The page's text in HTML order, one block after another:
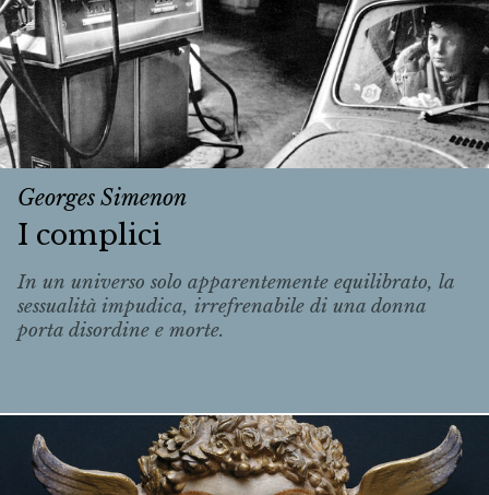
Georges Simenon
I complici
In un universo solo apparentemente equilibrato, la
sessualità impudica, irrefrenabile di una donna
porta disordine e morte.